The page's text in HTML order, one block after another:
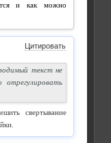
и как можно
Цитировать
текст не
свертывание